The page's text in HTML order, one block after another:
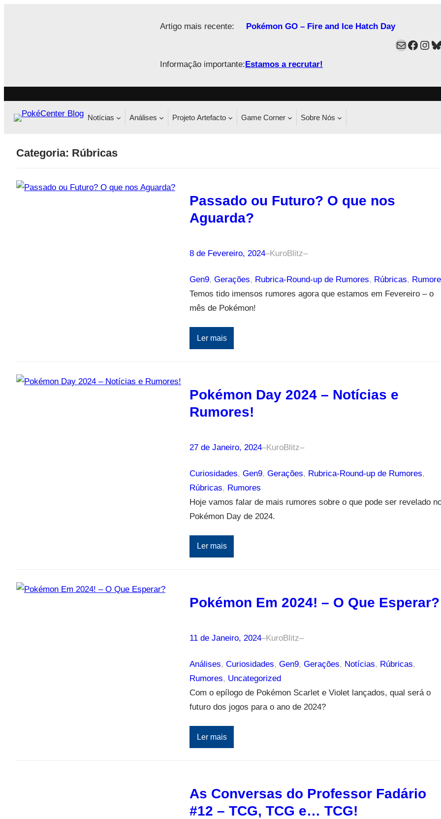
Artigo mais recente: Pokémon GO – Fire and Ice Hatch Day
Informação importante:Estamos a recrutar!
Mail
Notícias Análises Projeto Artefacto Game Corner Sobre Nós
Categoria: Rúbricas
Passado ou Futuro? O que nos
Aguarda?
8 de Fevereiro, 2024–KuroBlitz–
Gen9, Gerações, Rubrica-Round-up de Rumores, Rúbricas,
Temos tido imensos rumores agora que estamos em Fevereiro – o
mês de Pokémon!
Ler mais
Pokémon Day 2024 – Notícias e
Rumores!
27 de Janeiro, 2024–KuroBlitz–
Curiosidades, Gen9, Gerações, Rubrica-Round-up de Rumores
Rúbricas, Rumores
Hoje vamos falar de mais rumores sobre o que pode ser revelado
Pokémon Day de 2024.
Ler mais
Pokémon Em 2024! – O Que Esperar?
11 de Janeiro, 2024–KuroBlitz–
Análises, Curiosidades, Gen9, Gerações, Notícias, Rúbricas
Rumores, Uncategorized
Com o epílogo de Pokémon Scarlet e Violet lançados, qual será o
futuro dos jogos para o ano de 2024?
Ler mais
As Conversas do Professor Fadário
#12 – TCG, TCG e… TCG!